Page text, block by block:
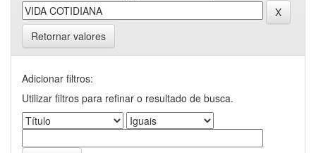
Retornar valores
Adicionar filtros:
Utilizar filtros para refinar o resultado de busca.